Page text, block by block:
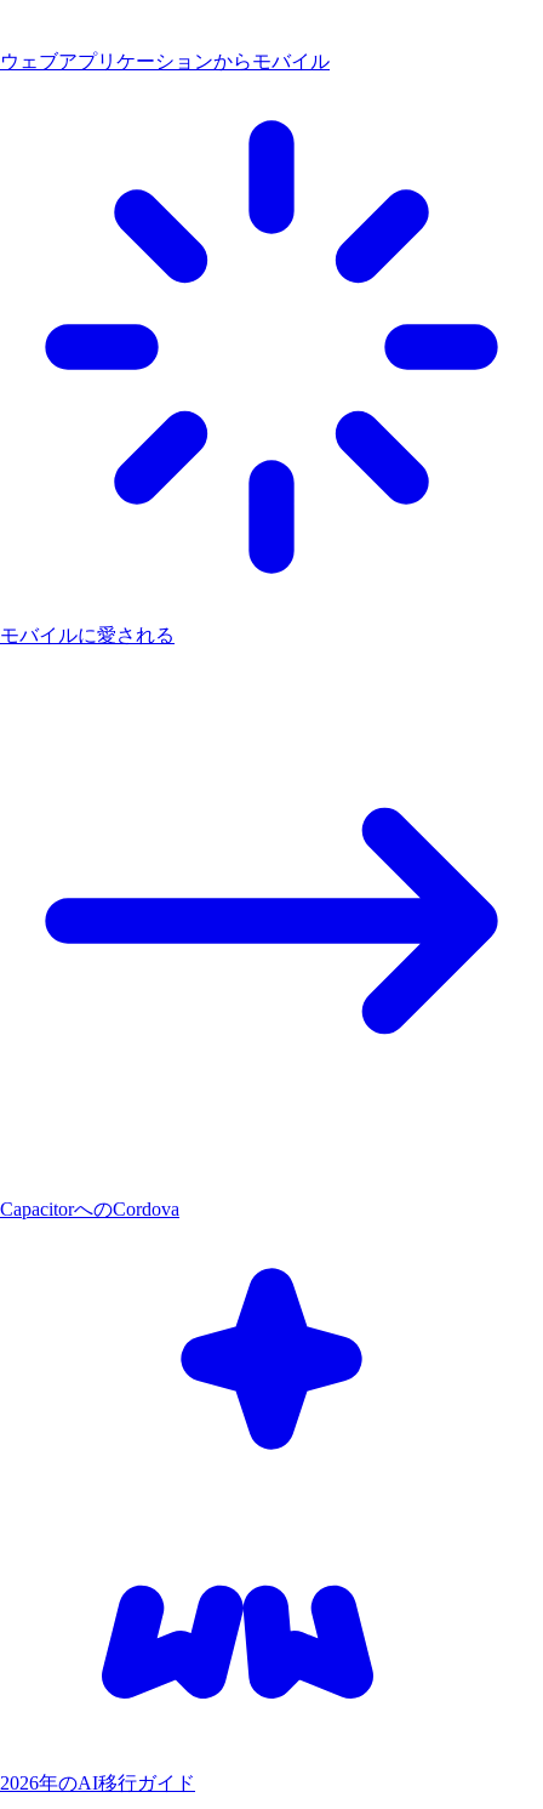
ウェブアプリケーションからモバイル
モバイルに愛される
CapacitorへのCordova
2026年のAI移行ガイド